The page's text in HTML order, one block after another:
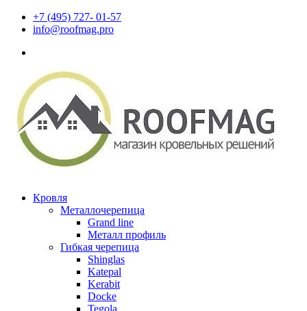
+7 (495) 727- 01-57
info@roofmag.pro
Кровля
Металлочерепица
Grand line
Металл профиль
Гибкая черепица
Shinglas
Katepal
Kerabit
Docke
Tegola